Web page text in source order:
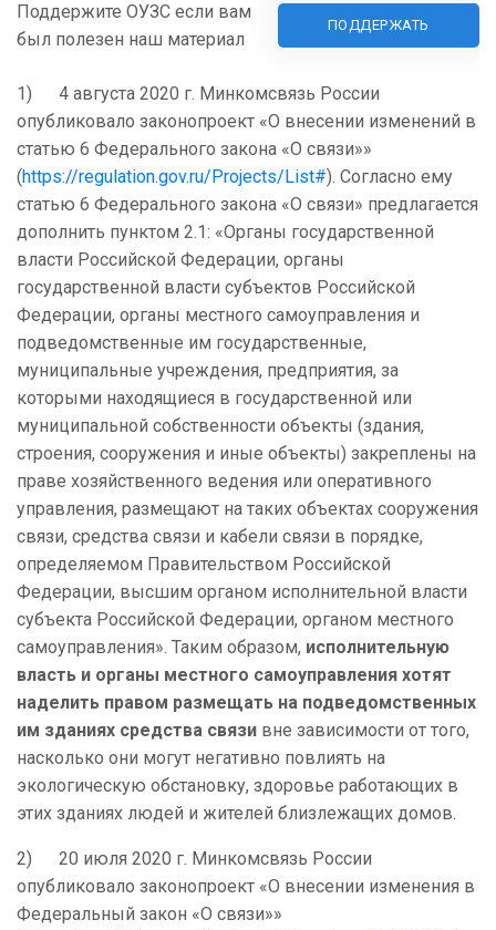
Поддержите ОУЗС если вам
был полезен наш материал
ПОДДЕРЖАТЬ
1) 4 августа 2020 г. Минкомсвязь России
опубликовало законопроект «О внесении изменений в
статью 6 Федерального закона «О связи»»
(https://regulation.gov.ru/Projects/List#). Согласно ему
статью 6 Федерального закона «О связи» предлагается
дополнить пунктом 2.1: «Органы государственной
власти Российской Федерации, органы
государственной власти субъектов Российской
Федерации, органы местного самоуправления и
подведомственные им государственные,
муниципальные учреждения, предприятия, за
которыми находящиеся в государственной или
муниципальной собственности объекты (здания,
строения, сооружения и иные объекты) закреплены на
праве хозяйственного ведения или оперативного
управления, размещают на таких объектах сооружения
связи, средства связи и кабели связи в порядке,
определяемом Правительством Российской
Федерации, высшим органом исполнительной власти
субъекта Российской Федерации, органом местного
самоуправления». Таким образом, исполнительную
власть и органы местного самоуправления хотят
наделить правом размещать на подведомственных
им зданиях средства связи вне зависимости от того,
насколько они могут негативно повлиять на
экологическую обстановку, здоровье работающих в
этих зданиях людей и жителей близлежащих домов.
2) 20 июля 2020 г. Минкомсвязь России
опубликовало законопроект «О внесении изменения в
Федеральный закон «О связи»»